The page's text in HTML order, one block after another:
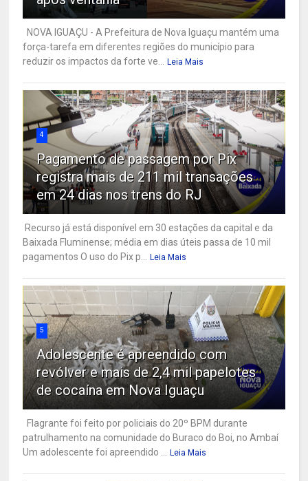
NOVA IGUAÇU - A Prefeitura de Nova Iguaçu mantém uma
força-tarefa em diferentes regiões do município para
reduzir os impactos da forte ve...
Leia Mais
4
Pagamento de passagem por Pix
registra mais de 211 mil transações
em 24 dias nos trens do RJ
Recurso já está disponível em 30 estações da capital e da
Baixada Fluminense; média em dias úteis passa de 10 mil
pagamentos O uso do Pix p...
Leia Mais
5
Adolescente é apreendido com
revólver e mais de 2,4 mil papelotes
de cocaína em Nova Iguaçu
Flagrante foi feito por policiais do 20º BPM durante
patrulhamento na comunidade do Buraco do Boi, no Ambaí
Um adolescente foi apreendido ...
Leia Mais